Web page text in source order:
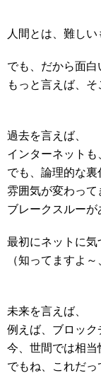
人間とは、難しい
でも、だから面白
もっと言えば、そ
過去を言えば、
インターネットも
でも、論理的な裏
雰囲気が変わって
ブレークスルーが
最初にネットに気
（知ってますよ～
未来を言えば、
例えば、ブロック
今、世間では相当
でもね、これだ